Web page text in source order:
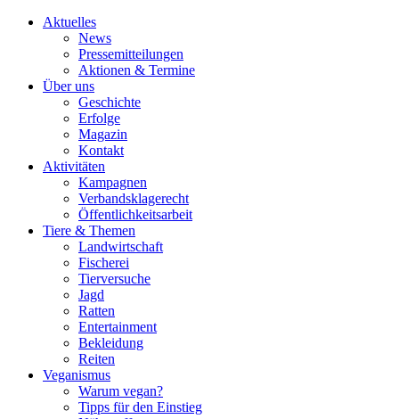
Aktuelles
News
Pressemitteilungen
Aktionen & Termine
Über uns
Geschichte
Erfolge
Magazin
Kontakt
Aktivitäten
Kampagnen
Verbandsklagerecht
Öffentlichkeitsarbeit
Tiere & Themen
Landwirtschaft
Fischerei
Tierversuche
Jagd
Ratten
Entertainment
Bekleidung
Reiten
Veganismus
Warum vegan?
Tipps für den Einstieg